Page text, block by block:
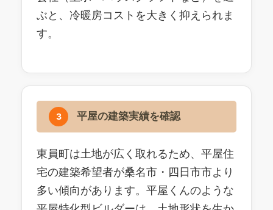
ぶと、冷暖房コストを大きく抑えられま
す。
3 平屋の建築実績を確認
東員町は土地が広く取れるため、平屋住
宅の建築希望者が桑名市・四日市市より
多い傾向があります。平屋くんのような